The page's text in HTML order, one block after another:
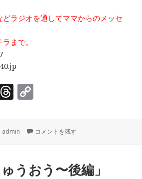
ラジオを通してママからのメッセ
まで。
T
r
e
d
y
n
作
admin ママミーティング♪ ４人の子育てを
コメントを残す
うおう〜後編」